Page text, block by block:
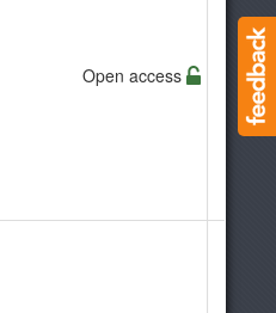
Open access